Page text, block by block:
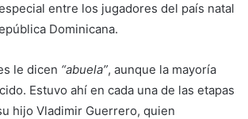
entre los jugadores del país natal
Dominicana.
le dicen “abuela”, aunque la mayoría
Estuvo ahí en cada una de las etapas
hijo Vladimir Guerrero, quien